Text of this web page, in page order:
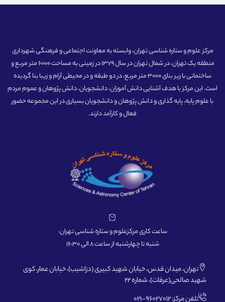
مرکز علوم و ستاره شناسی تهران، وابسته به معاونت اجتماعی و فرهنگی شهرداری
منطقه یک تهران، در شمال تهران در سال 1379 در زمینی به مساحت 6000 متر مربع و
ساختمانی با زیر بنای 3000 متر مربع، در دو طبقه و در محیطی آرام و زیبا بنا گردیده
است. این مرکز با هدف آشنایی دانش آموزان، دانشجویان، دانش پژوهان و عموم مردم
با علوم پایه، پایه گذاری و دانش پژوهان و دانشجویان بسیاری در این مجموعه حضور
فعال و کارآمد دارند.
ساعت کاری مرکزعلوم و ستاره شناسی تهران:
شنبه تا چهارشنبه از ساعت 8 الی 16:30
تهران، میدان قدس، خیابان شهید کبیری (دزاشیب)، خیابان عمار، کوی
شهید صالحی(عرفات)، شماره 22
تلفن مرکز: 96027012-021